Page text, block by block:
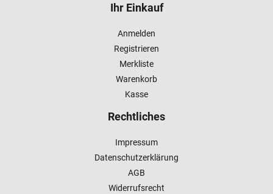
Ihr Einkauf
Anmelden
Registrieren
Merkliste
Warenkorb
Kasse
Rechtliches
Impressum
Datenschutzerklärung
AGB
Widerrufsrecht